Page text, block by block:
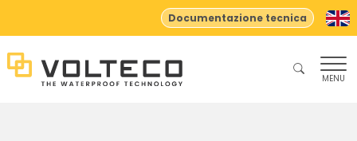
Documentazione tecnica
MENU